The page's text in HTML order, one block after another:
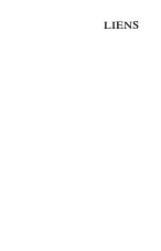
liens